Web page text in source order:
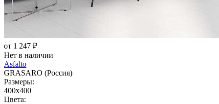
от 1 247 ₽
Нет в наличии
Asfalto
GRASARO (Россия)
Размеры:
400x400
Цвета: